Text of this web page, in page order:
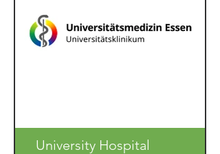
University Hospital